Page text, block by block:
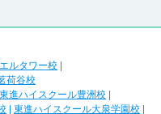
ルタワー校
荷谷校
東進ハイスクール豊洲校
東進ハイスクール大泉学園校